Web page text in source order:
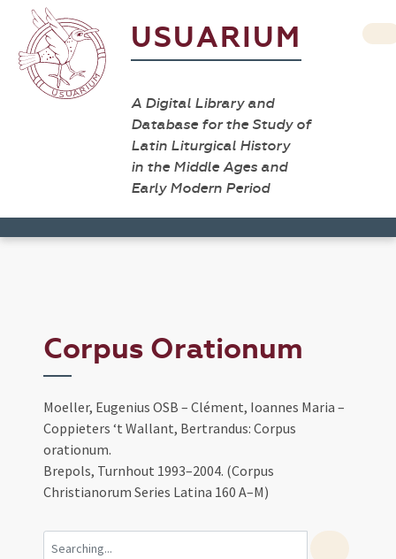
USUARIUM
A Digital Library and
Database for the Study of
Latin Liturgical History
in the Middle Ages and
Early Modern Period
Corpus Orationum
Moeller, Eugenius OSB – Clément, Ioannes Maria –
Coppieters ‘t Wallant, Bertrandus: Corpus
orationum.
Brepols, Turnhout 1993–2004. (Corpus
Christianorum Series Latina 160 A–M)